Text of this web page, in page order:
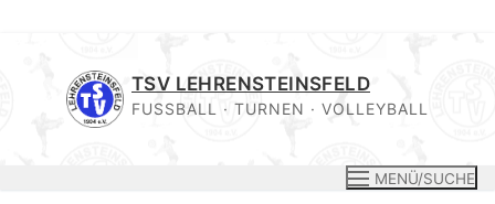
springen
TSV LEHRENSTEINSFELD
FUSSBALL · TURNEN · VOLLEYBALL
MENÜ/SUCHE